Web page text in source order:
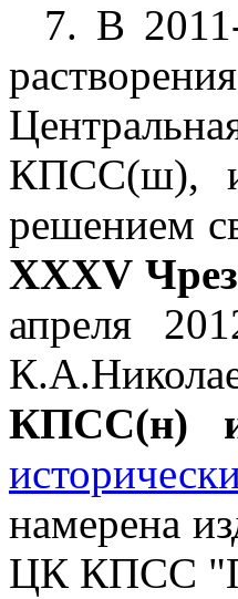
7. В
КПСС(ш),
решением
XXXV
апреля
КПСС(н)
намерена
ЦК КПСС